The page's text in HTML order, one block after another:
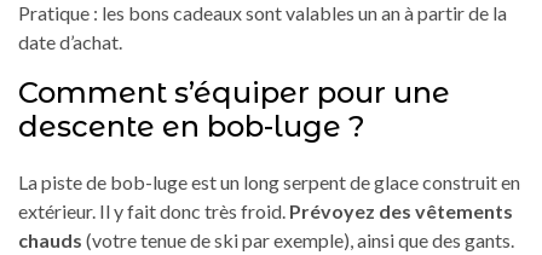
Pratique : les bons cadeaux sont valables un an à partir de la
date d’achat.
Comment s’équiper pour une
descente en bob-luge ?
La piste de bob-luge est un long serpent de glace construit en
extérieur. Il y fait donc très froid. Prévoyez des vêtements
chauds (votre tenue de ski par exemple), ainsi que des gants.